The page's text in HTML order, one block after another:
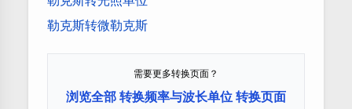
勒克斯转微勒克斯
需要更多转换页面？
浏览全部 转换频率与波长单位 转换页面